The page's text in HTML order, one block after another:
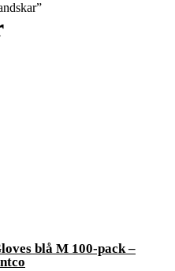
blå M 100-pack –